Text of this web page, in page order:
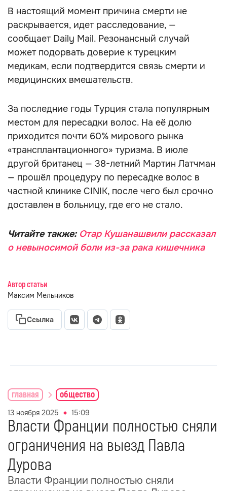
В настоящий момент причина смерти не
раскрывается, идет расследование, —
сообщает Daily Mail. Резонансный случай
может подорвать доверие к турецким
медикам, если подтвердится связь смерти и
медицинских вмешательств.
За последние годы Турция стала популярным
местом для пересадки волос. На её долю
приходится почти 60% мирового рынка
«трансплантационного» туризма. В июле
другой британец — 38-летний Мартин Латчман
— прошёл процедуру по пересадке волос в
частной клинике CINIK, после чего был срочно
доставлен в больницу, где его не стало.
Читайте также: Отар Кушанашвили рассказал
о невыносимой боли из-за рака кишечника
Автор статьи
Максим Мельников
Ссылка
главная общество
13 ноября 2025 15:09
Власти Франции полностью сняли
ограничения на выезд Павла
Дурова
Власти Франции полностью сняли